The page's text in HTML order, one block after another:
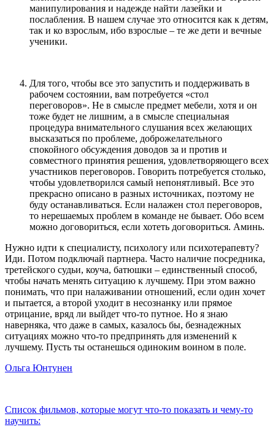
манипулирования и надежде найти лазейки и
послабления. В нашем случае это относится как к детям,
так и ко взрослым, ибо взрослые – те же дети и вечные
ученики.
Для того, чтобы все это запустить и поддерживать в
рабочем состоянии, вам потребуется «стол
переговоров». Не в смысле предмет мебели, хотя и он
тоже будет не лишним, а в смысле специальная
процедура внимательного слушания всех желающих
высказаться по проблеме, доброжелательного
спокойного обсуждения доводов за и против и
совместного принятия решения, удовлетворяющего всех
участников переговоров. Говорить потребуется столько,
чтобы удовлетворился самый непонятливый. Все это
прекрасно описано в разных источниках, поэтому не
буду останавливаться. Если налажен стол переговоров,
то нерешаемых проблем в команде не бывает. Обо всем
можно договориться, если хотеть договориться. Аминь.
Нужно идти к специалисту, психологу или психотерапевту?
Иди. Потом подключай партнера. Часто наличие посредника,
третейского судьи, коуча, батюшки – единственный способ,
чтобы начать менять ситуацию к лучшему. При этом важно
понимать, что при налаживании отношений, если один хочет
и пытается, а второй уходит в несознанку или прямое
отрицание, вряд ли выйдет что-то путное. Но я знаю
наверняка, что даже в самых, казалось бы, безнадежных
ситуациях можно что-то предпринять для изменений к
лучшему. Пусть ты останешься одиноким воином в поле.
Ольга Юнтунен
Список фильмов, которые могут что-то показать и чему-то
научить: